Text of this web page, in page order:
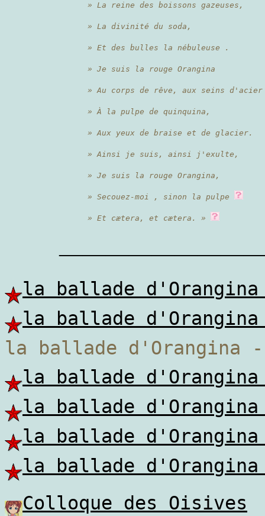
» La reine des boissons gazeuses,
» La divinité du soda,
» Et des bulles la nébuleuse .
» Je suis la rouge Orangina
» Au corps de rêve, aux seins
» À la pulpe de quinquina,
» Aux yeux de braise et de glacier.
» Ainsi je suis, ainsi j'exulte,
» Je suis la rouge Orangina,
» Secouez-moi , sinon la pulpe
» Et cætera, et cætera. »
la ballade
la ballade
la ballade d'Orangina
la ballade
la ballade
la ballade
la ballade
Colloque des Oisives